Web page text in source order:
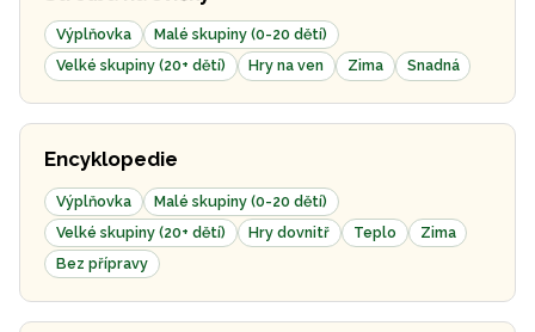
Výplňovka
Malé skupiny (0-20 dětí)
Velké skupiny (20+ dětí)
Hry na ven Zima Snadná
Encyklopedie
Výplňovka
Malé skupiny (0-20 dětí)
Velké skupiny (20+ dětí)
Hry dovnitř Teplo
Zima
Bez přípravy